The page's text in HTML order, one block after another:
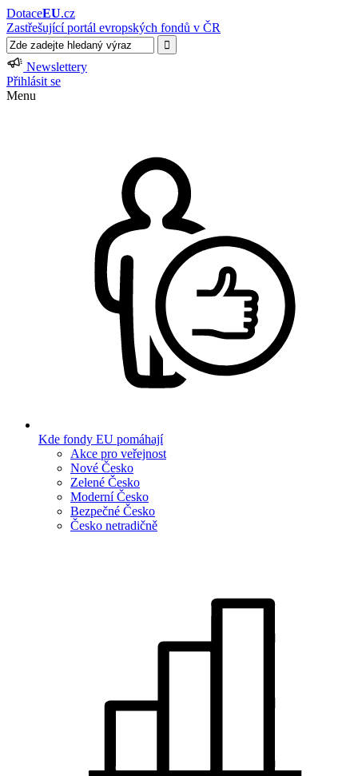
DotaceEU.cz
Zastřešující portál evropských fondů v ČR
Newslettery
Přihlásit se
Menu
Kde fondy EU pomáhají
Akce pro veřejnost
Nové Česko
Zelené Česko
Moderní Česko
Bezpečné Česko
Česko netradičně